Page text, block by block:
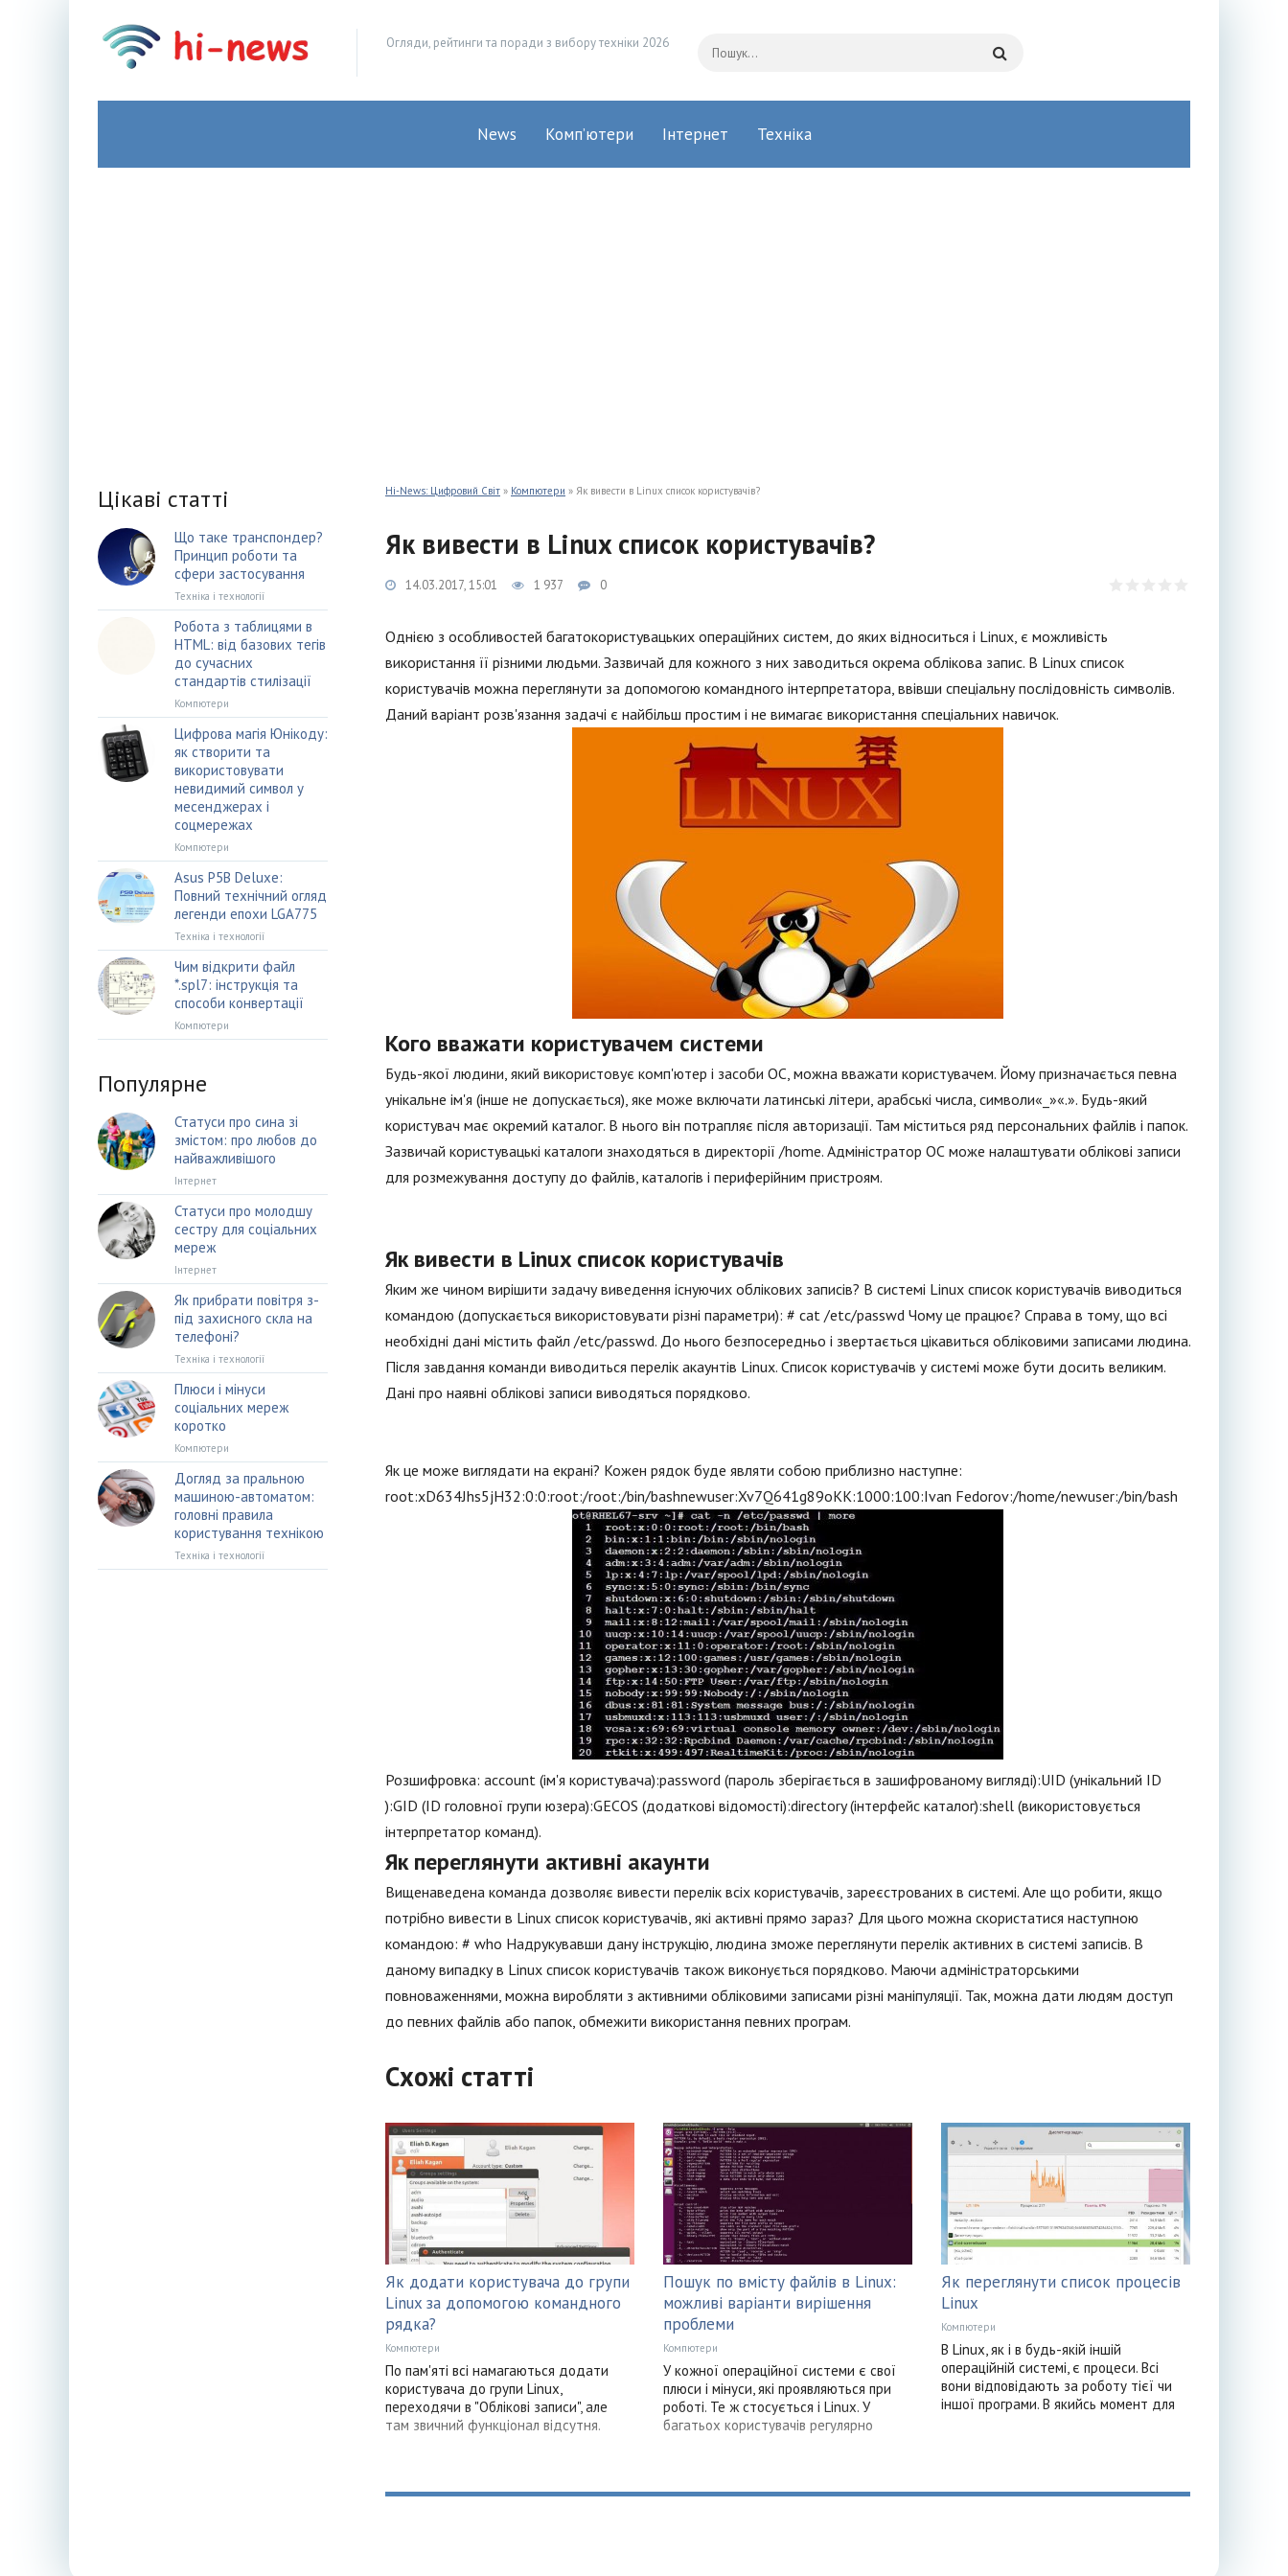
Огляди, рейтинги та поради з вибору техніки 2026
News Комп’ютери Інтернет Техніка
Hi-News: Цифровий Світ » Компютери » Як вивести в Linux список користувачів?
Як вивести в Linux список користувачів?
14.03.2017, 15:01 1 937 0
Однією з особливостей багатокористувацьких операційних систем, до яких відноситься і Linux, є можливість
використання її різними людьми. Зазвичай для кожного з них заводиться окрема облікова запис. В Linux список
користувачів можна переглянути за допомогою командного інтерпретатора, ввівши спеціальну послідовність символів.
Даний варіант розв'язання задачі є найбільш простим і не вимагає використання спеціальних навичок.
Кого вважати користувачем системи
Будь-якої людини, який використовує комп'ютер і засоби ОС, можна вважати користувачем. Йому призначається певна
унікальне ім'я (інше не допускається), яке може включати латинські літери, арабські числа, символи«_»«.». Будь-який
користувач має окремий каталог. В нього він потрапляє після авторизації. Там міститься ряд персональних файлів і папок.
Зазвичай користувацькі каталоги знаходяться в директорії /home. Адміністратор ОС може налаштувати облікові записи
для розмежування доступу до файлів, каталогів і периферійним пристроям.
Як вивести в Linux список користувачів
Яким же чином вирішити задачу виведення існуючих облікових записів? В системі Linux список користувачів виводиться
командою (допускається використовувати різні параметри): # cat /etc/passwd Чому це працює? Справа в тому, що всі
необхідні дані містить файл /etc/passwd. До нього безпосередньо і звертається цікавиться обліковими записами людина.
Після завдання команди виводиться перелік акаунтів Linux. Список користувачів у системі може бути досить великим.
Дані про наявні облікові записи виводяться порядково.
Як це може виглядати на екрані? Кожен рядок буде являти собою приблизно наступне:
root:xD634Jhs5jH32:0:0:root:/root:/bin/bashnewuser:Xv7Q641g89oKK:1000:100:Ivan Fedorov:/home/newuser:/bin/bash
Розшифровка: account (ім'я користувача):password (пароль зберігається в зашифрованому вигляді):UID (унікальний ID
):GID (ID головної групи юзера):GECOS (додаткові відомості):directory (інтерфейс каталог):shell (використовується
інтерпретатор команд).
Як переглянути активні акаунти
Вищенаведена команда дозволяє вивести перелік всіх користувачів, зареєстрованих в системі. Але що робити, якщо
потрібно вивести в Linux список користувачів, які активні прямо зараз? Для цього можна скористатися наступною
командою: # who Надрукувавши дану інструкцію, людина зможе переглянути перелік активних в системі записів. В
даному випадку в Linux список користувачів також виконується порядково. Маючи адміністраторськими
повноваженнями, можна виробляти з активними обліковими записами різні маніпуляції. Так, можна дати людям доступ
до певних файлів або папок, обмежити використання певних програм.
Схожі статті
Як додати користувача до групи
Linux за допомогою командного
рядка?
Компютери
По пам'яті всі намагаються додати
користувача до групи Linux,
переходячи в "Облікові записи", але
там звичний функціонал відсутня.
Пошук по вмісту файлів в Linux:
можливі варіанти вирішення
проблеми
Компютери
У кожної операційної системи є свої
плюси і мінуси, які проявляються при
роботі. Те ж стосується і Linux. У
багатьох користувачів регулярно
Як переглянути список процесів
Linux
Компютери
В Linux, як і в будь-якій іншій
операційній системі, є процеси. Всі
вони відповідають за роботу тієї чи
іншої програми. В якийсь момент для
Цікаві статті
Що таке транспондер?
Принцип роботи та
сфери застосування
Техніка і технології
Робота з таблицями в
HTML: від базових тегів
до сучасних
стандартів стилізації
Компютери
Цифрова магія Юнікоду:
як створити та
використовувати
невидимий символ у
месенджерах і
соцмережах
Компютери
Asus P5B Deluxe:
Повний технічний огляд
легенди епохи LGA775
Техніка і технології
Чим відкрити файл
*.spl7: інструкція та
способи конвертації
Компютери
Популярне
Статуси про сина зі
змістом: про любов до
найважливішого
Інтернет
Статуси про молодшу
сестру для соціальних
мереж
Інтернет
Як прибрати повітря з-
під захисного скла на
телефоні?
Техніка і технології
Плюси і мінуси
соціальних мереж
коротко
Компютери
Догляд за пральною
машиною-автоматом:
головні правила
користування технікою
Техніка і технології